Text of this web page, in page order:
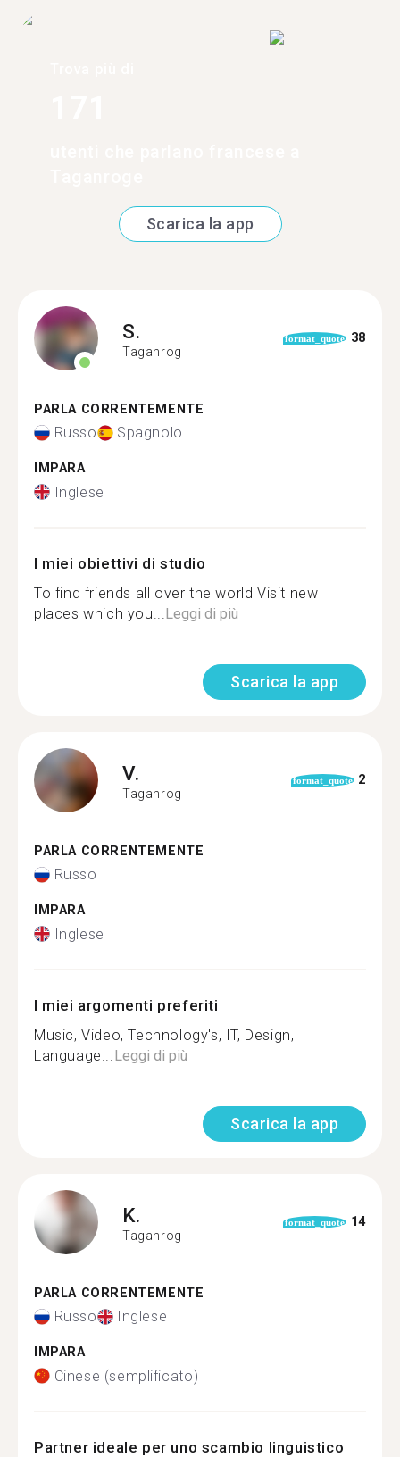
Scarica la app
S.
Taganrog
format_quote 38
PARLA CORRENTEMENTE
Russo Spagnolo
IMPARA
Inglese
I miei obiettivi di studio
To find friends all over the world Visit new
places which you... Leggi di più
Scarica la app
V.
Taganrog
format_quote 2
PARLA CORRENTEMENTE
Russo
IMPARA
Inglese
I miei argomenti preferiti
Music, Video, Technology's, IT, Design,
Language... Leggi di più
Scarica la app
K.
Taganrog
format_quote 14
PARLA CORRENTEMENTE
Russo Inglese
IMPARA
Cinese (semplificato)
Partner ideale per uno scambio linguistico